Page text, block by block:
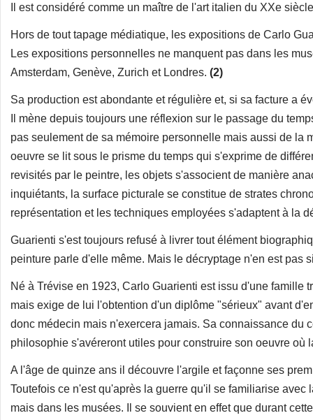
Il est considéré comme un maître de l'art italien du XXe
Hors de tout tapage médiatique, les expositions de Carlo
Les expositions personnelles ne manquent pas dans les
Amsterdam, Genève, Zurich et Londres. (2)
Sa production est abondante et régulière et, si sa facture a
Il mène depuis toujours une réflexion sur le passage du
pas seulement de sa mémoire personnelle mais aussi de la
oeuvre se lit sous le prisme du temps qui s'exprime de
revisités par le peintre, les objets s'associent de manière
inquiétants, la surface picturale se constitue de strates
représentation et les techniques employées s'adaptent à la
Guarienti s'est toujours refusé à livrer tout élément
peinture parle d'elle même. Mais le décryptage n'en est pas
Né à Trévise en 1923, Carlo Guarienti est issu d'une famille
mais exige de lui l'obtention d'un diplôme "sérieux" avant
donc médecin mais n'exercera jamais. Sa connaissance du
philosophie s'avéreront utiles pour construire son oeuvre
A l'âge de quinze ans il découvre l'argile et façonne ses
Toutefois ce n'est qu'après la guerre qu'il se familiarise
mais dans les musées. Il se souvient en effet que durant